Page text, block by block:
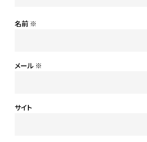
名前 ※
メール ※
サイト